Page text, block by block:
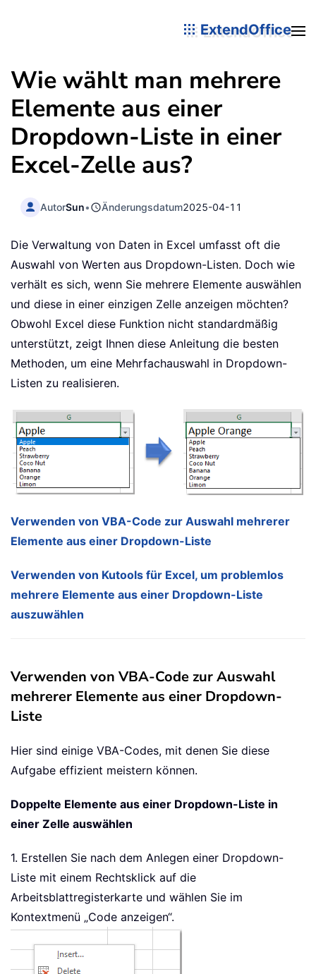
ExtendOffice
Wie wählt man mehrere
Elemente aus einer
Dropdown-Liste in einer
Excel-Zelle aus?
AutorSun• Änderungsdatum2025-04-11
Die Verwaltung von Daten in Excel umfasst oft die
Auswahl von Werten aus Dropdown-Listen. Doch wie
verhält es sich, wenn Sie mehrere Elemente auswählen
und diese in einer einzigen Zelle anzeigen möchten?
Obwohl Excel diese Funktion nicht standardmäßig
unterstützt, zeigt Ihnen diese Anleitung die besten
Methoden, um eine Mehrfachauswahl in Dropdown-
Listen zu realisieren.
Verwenden von VBA-Code zur Auswahl mehrerer
Elemente aus einer Dropdown-Liste
Verwenden von Kutools für Excel, um problemlos
mehrere Elemente aus einer Dropdown-Liste
auszuwählen
Verwenden von VBA-Code zur Auswahl
mehrerer Elemente aus einer Dropdown-
Liste
Hier sind einige VBA-Codes, mit denen Sie diese
Aufgabe effizient meistern können.
Doppelte Elemente aus einer Dropdown-Liste in
einer Zelle auswählen
1. Erstellen Sie nach dem Anlegen einer Dropdown-
Liste mit einem Rechtsklick auf die
Arbeitsblattregisterkarte und wählen Sie im
Kontextmenü „Code anzeigen“.